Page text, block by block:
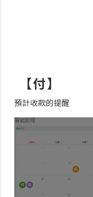
【付】
預計收款的提醒